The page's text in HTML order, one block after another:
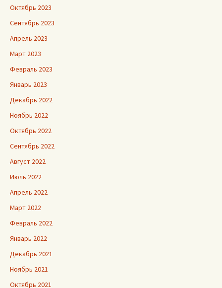
Октябрь 2023
Сентябрь 2023
Апрель 2023
Март 2023
Февраль 2023
Январь 2023
Декабрь 2022
Ноябрь 2022
Октябрь 2022
Сентябрь 2022
Август 2022
Июль 2022
Апрель 2022
Март 2022
Февраль 2022
Январь 2022
Декабрь 2021
Ноябрь 2021
Октябрь 2021